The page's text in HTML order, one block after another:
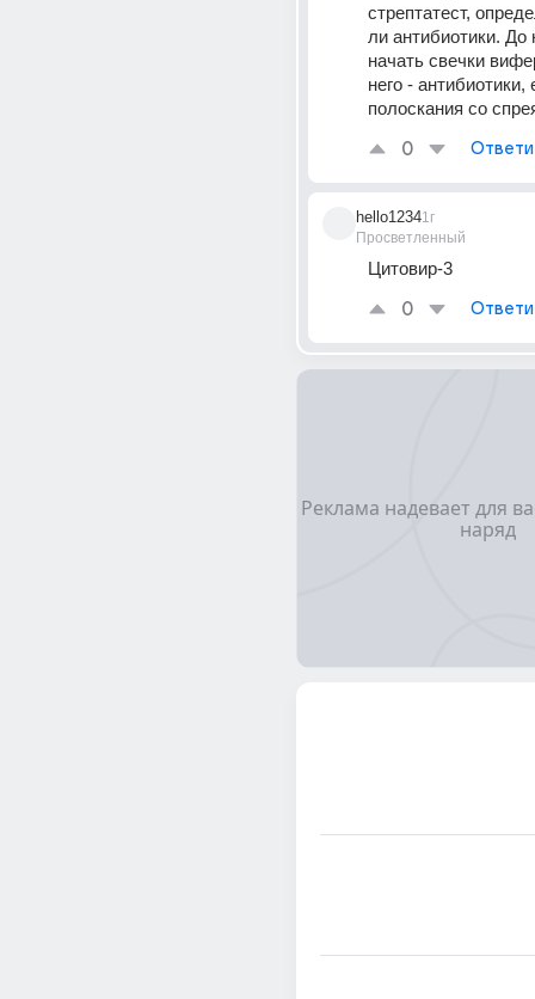
стрептатест,
ли антибиотики. До
начать свечки
него -
полоскания со
0
hello1234
Просветленный
1г
Цитовир-3
0